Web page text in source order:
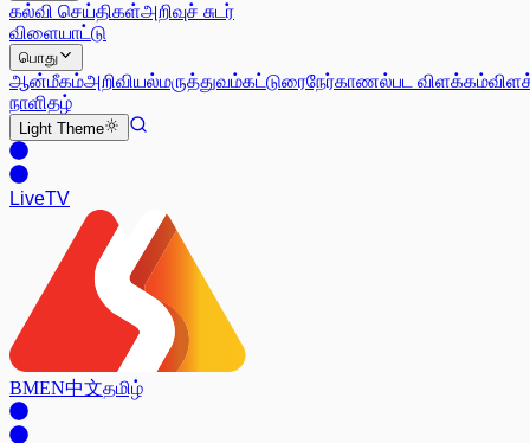
கல்வி செய்திகள்அறிவுச் சுடர்
விளையாட்டு
பொது
ஆன்மீகம்அறிவியல்மருத்துவம்கட்டுரைநேர்காணல்பட விளக்கம்
நாளிதழ்
Light Theme
LiveTV
BMEN中文தமிழ்